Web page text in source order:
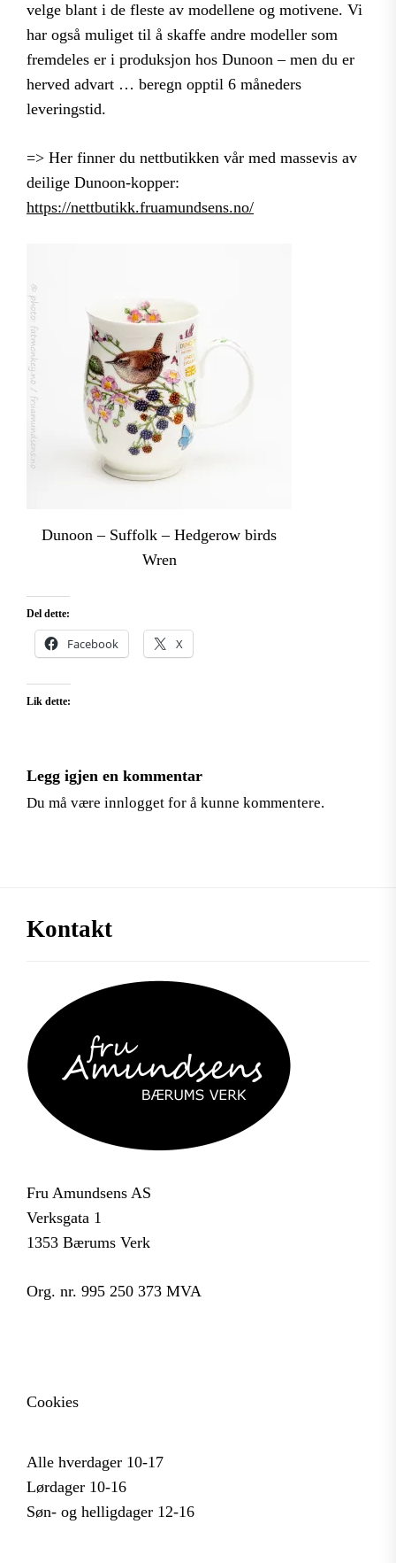
velge blant i de fleste av modellene og motivene. Vi
har også muliget til å skaffe andre modeller som
fremdeles er i produksjon hos Dunoon – men du er
herved advart … beregn opptil 6 måneders
leveringstid.
=> Her finner du nettbutikken vår med massevis av
deilige Dunoon-kopper:
https://nettbutikk.fruamundsens.no/
Dunoon – Suffolk – Hedgerow birds
Wren
Del dette:
Facebook X
Lik dette:
Legg igjen en kommentar
Du må være innlogget for å kunne kommentere.
Kontakt
Fru Amundsens AS
Verksgata 1
1353 Bærums Verk
Org. nr. 995 250 373 MVA
Cookies
Alle hverdager 10-17
Lørdager 10-16
Søn- og helligdager 12-16